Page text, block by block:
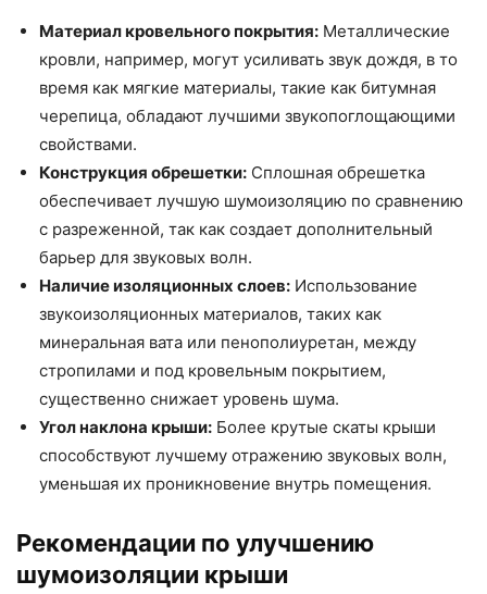
Материал кровельного покрытия: Металлические
кровли, например, могут усиливать звук дождя, в то
время как мягкие материалы, такие как битумная
черепица, обладают лучшими звукопоглощающими
свойствами.
Конструкция обрешетки: Сплошная обрешетка
обеспечивает лучшую шумоизоляцию по сравнению
с разреженной, так как создает дополнительный
барьер для звуковых волн.
Наличие изоляционных слоев: Использование
звукоизоляционных материалов, таких как
минеральная вата или пенополиуретан, между
стропилами и под кровельным покрытием,
существенно снижает уровень шума.
Угол наклона крыши: Более крутые скаты крыши
способствуют лучшему отражению звуковых волн,
уменьшая их проникновение внутрь помещения.
Рекомендации по улучшению
шумоизоляции крыши